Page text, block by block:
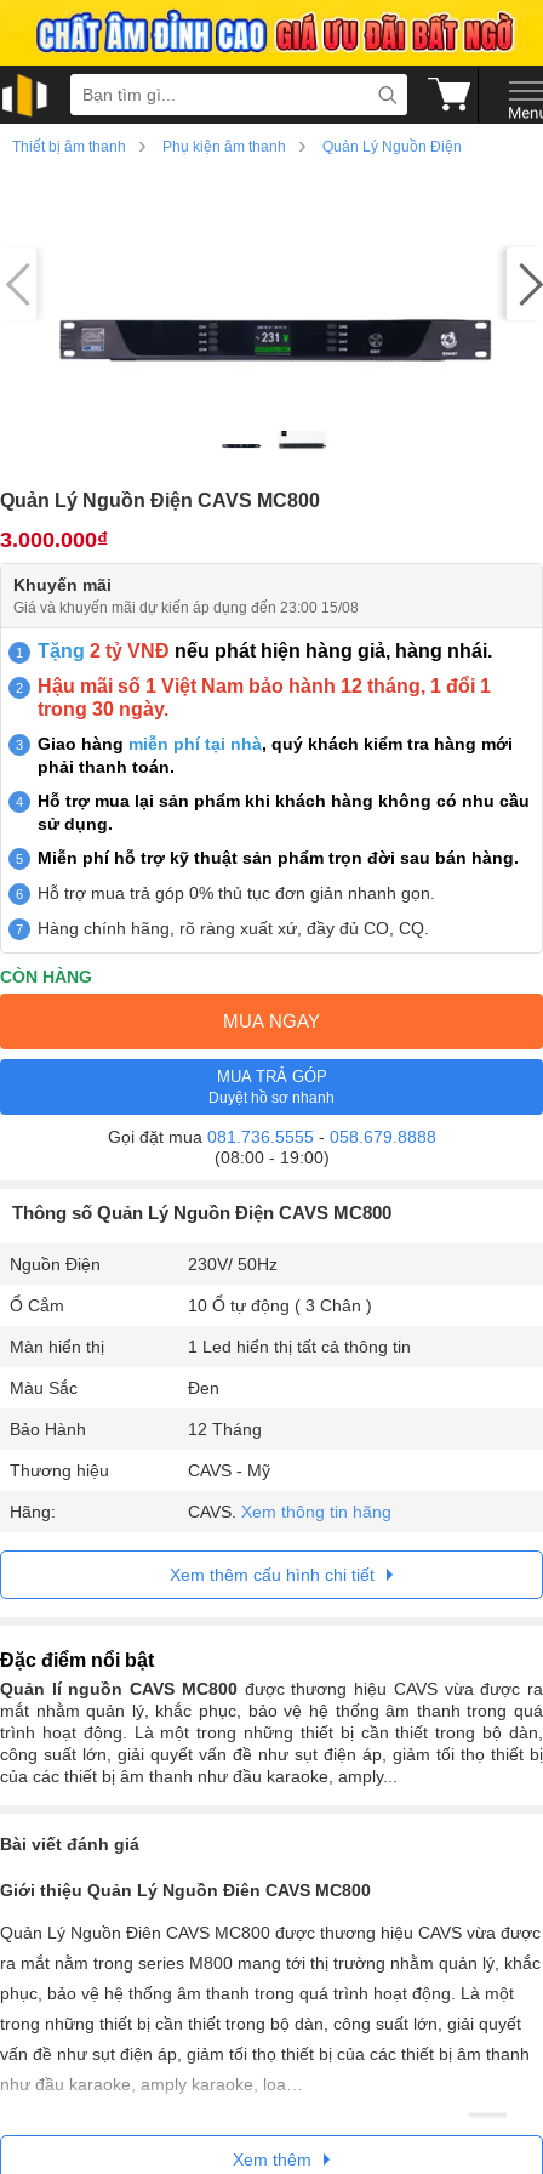
Thiết bị âm thanh › Phụ kiện âm thanh › Quản Lý Nguồn Điện
›
Quản Lý Nguồn Điện CAVS MC800
3.000.000₫
Khuyến mãi
Giá và khuyến mãi dự kiến áp dụng đến 23:00 15/08
Tặng 2 tỷ VNĐ nếu phát hiện hàng giả, hàng nhái.
Hậu mãi số 1 Việt Nam bảo hành 12 tháng, 1 đổi 1
trong 30 ngày.
Giao hàng miễn phí tại nhà, quý khách kiểm tra hàng mới
phải thanh toán.
Hỗ trợ mua lại sản phẩm khi khách hàng không có nhu cầu
sử dụng.
Miễn phí hỗ trợ kỹ thuật sản phẩm trọn đời sau bán hàng.
Hỗ trợ mua trả góp 0% thủ tục đơn giản nhanh gọn.
Hàng chính hãng, rõ ràng xuất xứ, đầy đủ CO, CQ.
CÒN HÀNG
MUA NGAY
MUA TRẢ GÓP
Duyệt hồ sơ nhanh
Gọi đặt mua 081.736.5555- 058.679.8888
(08:00 - 19:00)
Thông số Quản Lý Nguồn Điện CAVS MC800
Nguồn Điện 230V/ 50Hz
Ổ Cẳm 10 Ổ tự động ( 3 Chân )
Màn hiển thị 1 Led hiển thị tất cả thông tin
Màu Sắc Đen
Bảo Hành 12 Tháng
Thương hiệu CAVS - Mỹ
Hãng: CAVS. Xem thông tin hãng
Xem thêm cấu hình chi tiết
Đặc điểm nổi bật
Quản lí nguồn CAVS MC800được thương hiệu CAVS vừa được ra
mắt nhằm quản lý, khắc phục, bảo vệ hệ thống âm thanh trong quá
trình hoạt động. Là một trong những thiết bị cần thiết trong bộ dàn,
công suất lớn, giải quyết vấn đề như sụt điện áp, giảm tối thọ thiết bị
của các thiết bị âm thanh như đầu karaoke, amply...
Bài viết đánh giá
Giới thiệu Quản Lý Nguồn Điên CAVS MC800
Quản Lý Nguồn Điên CAVS MC800 được thương hiệu CAVS vừa được
ra mắt nằm trong series M800 mang tới thị trường nhằm quản lý, khắc
phục, bảo vệ hệ thống âm thanh trong quá trình hoạt động. Là một
trong những thiết bị cần thiết trong bộ dàn, công suất lớn, giải quyết
vấn đề như sụt điện áp, giảm tối thọ thiết bị của các thiết bị âm thanh
như đầu karaoke, amply karaoke, loa…
Xem thêm